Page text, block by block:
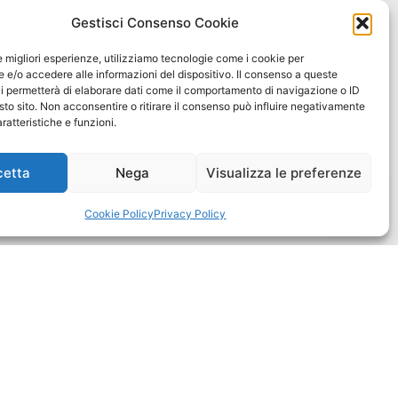
Gestisci Consenso Cookie
migliori esperienze, utilizziamo tecnologie come i cookie per
e/o accedere alle informazioni del dispositivo. Il consenso a queste
permetterà di elaborare dati come il comportamento di navigazione o ID
sito. Non acconsentire o ritirare il consenso può influire negativamente
e funzioni.
Nega Visualizza le preferenze
Cookie PolicyPrivacy Policy